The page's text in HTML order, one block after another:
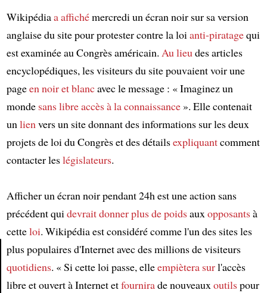
Article
Wikipédiaa affichémercredi un écran noir sur sa version
anglaise du site pour protester contre la loianti-piratagequi
est examinée au Congrès américain. Au lieudes articles
encyclopédiques, les visiteurs du site pouvaient voir une
pageen noir et blancavec le message : « Imaginez un
monde sans libre accès à la connaissance». Elle contenait
unlienvers un site donnant des informations sur les deux
projets de loi du Congrès et des détailsexpliquantcomment
contacter leslégislateurs.
Afficher un écran noir pendant 24h est une action sans
précédent quidevrait donner plus de poidsauxopposantsà
cetteloi. Wikipédia est considéré comme l'un des sites les
plus populaires d'Internet avec des millions de visiteurs
quotidiens. « Si cette loi passe, elleempiètera surl'accès
libre et ouvert à Internet etfournirade nouveauxoutilspour